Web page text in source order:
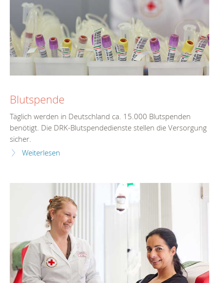
Blutspende
Täglich werden in Deutschland ca. 15.000 Blutspenden
benötigt. Die DRK-Blutspendedienste stellen die Versorgung
sicher.
Weiterlesen